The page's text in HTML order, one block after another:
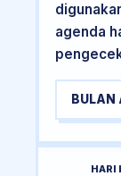
agenda
BULAN
HARI